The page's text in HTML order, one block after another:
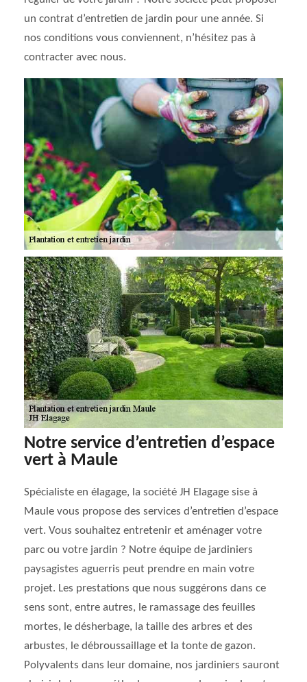
un contrat d’entretien de jardin pour une année. Si
nos conditions vous conviennent, n’hésitez pas à
contracter avec nous.
Notre service d’entretien d’espace
vert à Maule
Spécialiste en élagage, la société JH Elagage sise à
Maule vous propose des services d’entretien d’espace
vert. Vous souhaitez entretenir et aménager votre
parc ou votre jardin ? Notre équipe de jardiniers
paysagistes aguerris peut prendre en main votre
projet. Les prestations que nous suggérons dans ce
sens sont, entre autres, le ramassage des feuilles
mortes, le désherbage, la taille des arbres et des
arbustes, le débroussaillage et la tonte de gazon.
Polyvalents dans leur domaine, nos jardiniers sauront